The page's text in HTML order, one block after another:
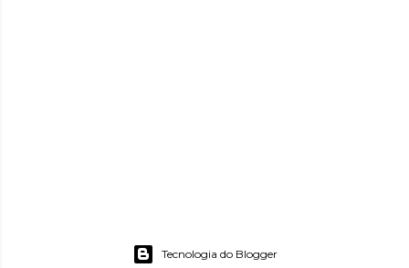
Tecnologia do Blogger